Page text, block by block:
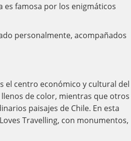
es famosa por los enigmáticos
personalmente, acompañados
el centro económico y cultural del
de color, mientras que otros
paisajes de Chile. En esta
Travelling, con monumentos,